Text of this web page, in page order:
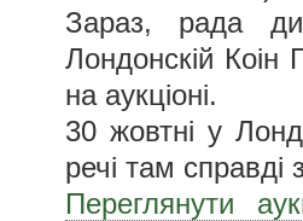
Зараз, рада
Лондонскій
на аукціоні.
30 жовтні у
речі там справді
Переглянути